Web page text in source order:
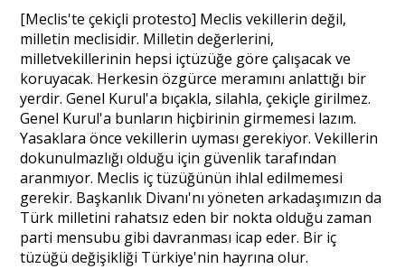
[Meclis'te çekiçli protesto] Meclis vekillerin değil,
milletin meclisidir. Milletin değerlerini,
milletvekillerinin hepsi içtüzüğe göre çalışacak ve
koruyacak. Herkesin özgürce meramını anlattığı bir
yerdir. Genel Kurul'a bıçakla, silahla, çekiçle girilmez.
Genel Kurul'a bunların hiçbirinin girmemesi lazım.
Yasaklara önce vekillerin uyması gerekiyor. Vekillerin
dokunulmazlığı olduğu için güvenlik tarafından
aranmıyor. Meclis iç tüzüğünün ihlal edilmemesi
gerekir. Başkanlık Divanı'nı yöneten arkadaşımızın da
Türk milletini rahatsız eden bir nokta olduğu zaman
parti mensubu gibi davranması icap eder. Bir iç
tüzüğü değişikliği Türkiye'nin hayrına olur.